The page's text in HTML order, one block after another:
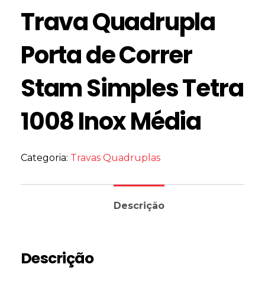
Trava Quadrupla
Porta de Correr
Stam Simples Tetra
1008 Inox Média
Categoria: Travas Quadruplas
Descrição
Descrição